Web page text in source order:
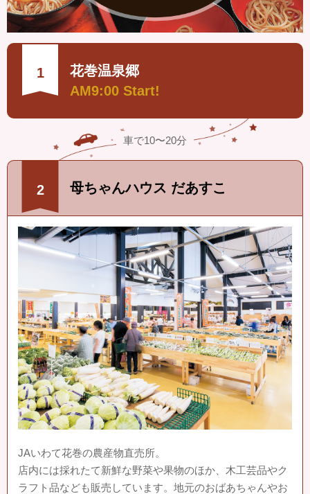
1
花巻温泉郷
AM9:00 Start!
車で10〜20分
2 母ちゃんハウス だあすこ
JAいわて花巻の農産物直売所。
店内には採れたて新鮮な野菜や果物のほか、木工芸品やク
ラフト品なども販売しています。地元のおばあちゃんやお